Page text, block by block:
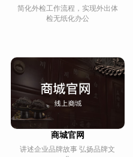
简化外检工作流程，实现外出体
检无纸化办公
商城官网
讲述企业品牌故事 弘扬品牌文